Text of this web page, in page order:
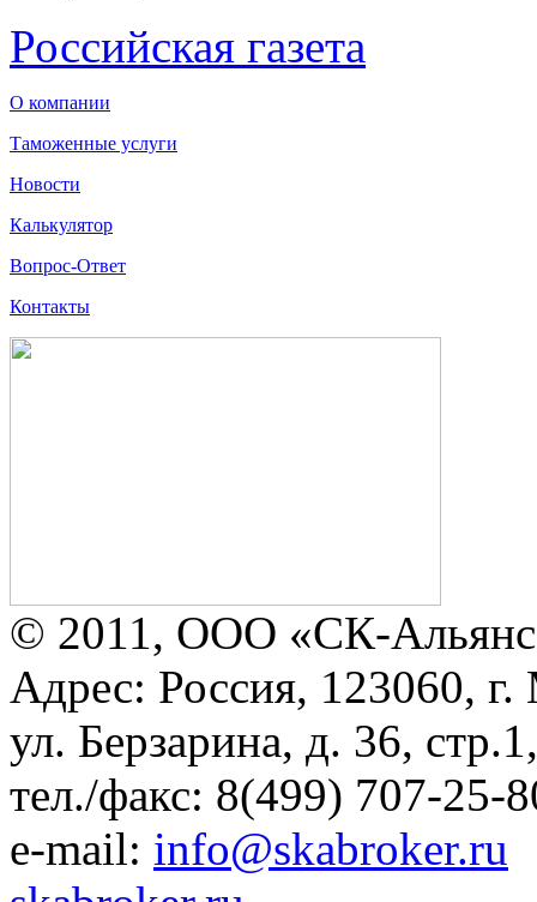
Российская газета
О компании
Таможенные услуги
Новости
Калькулятор
Вопрос-Ответ
Контакты
© 2011, ООО «СК-
Адрес: Россия, 123060, г.
ул. Берзарина, д. 36,
тел./факс: 8(499) 707-25-
e-mail: info@skabroker.ru